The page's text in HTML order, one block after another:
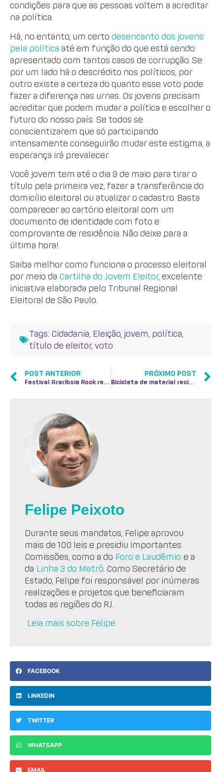
condições para que as pessoas voltem a acreditar
na política.
Há, no entanto, um certo desencanto dos jovens
pela política até em função do que está sendo
apresentado com tantos casos de corrupção. Se
por um lado há o descrédito nos políticos, por
outro existe a certeza do quanto esse voto pode
fazer a diferença nas urnas. Os jovens precisam
acreditar que podem mudar a política e escolher o
futuro do nosso país. Se todos se
conscientizarem que só participando
intensamente conseguirão mudar este estigma, a
esperança irá prevalecer.
Você jovem tem até o dia 9 de maio para tirar o
título pela primeira vez, fazer a transferência do
domicílio eleitoral ou atualizar o cadastro. Basta
comparecer ao cartório eleitoral com um
documento de identidade com foto e
comprovante de residência. Não deixe para a
última hora!
Saiba melhor como funciona o processo eleitoral
por meio da Cartilha do Jovem Eleitor, excelente
iniciativa elaborada pelo Tribunal Regional
Eleitoral de São Paulo.
Tags: Cidadania Eleição jovem política
título de eleitor, voto
POST ANTERIOR
Festival Arariboia Rock recebe patrocínio da Secretaria de Estado de Cultura
PRÓXIMO POST
Bicicleta de material reciclado é nova aliada do transporte sustentável
Felipe Peixoto
Durante seus mandatos, Felipe aprovou
mais de 100 leis e presidiu importantes
Comissões, como a do Foro e Laudêmio e a
da Linha 3 do Metrô . Como Secretário de
Estado, Felipe foi responsável por inúmeras
realizações e projetos que beneficiaram
todas as regiões do RJ.
Leia mais sobre Felipe
FACEBOOK
LINKEDIN
TWITTER
WHATSAPP
EMAIL